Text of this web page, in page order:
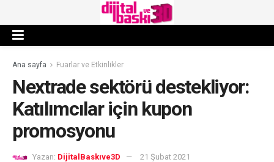
Ana sayfa Fuarlar ve Etkinlikler
Nextrade sektörü destekliyor:
Katılımcılar için kupon
promosyonu
Yazan: DijitalBaskıve3D 21 Şubat 2021